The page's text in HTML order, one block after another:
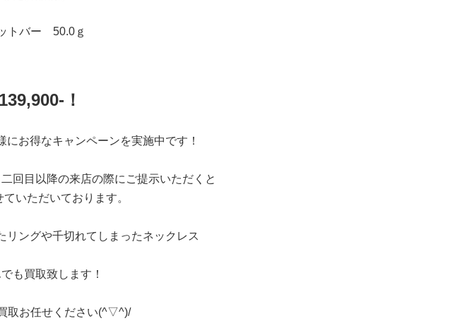
トバー 50.0ｇ
！
お得なキャンペーンを実施中です！
回目以降の来店の際にご提示いただくと
いただいております。
ングや千切れてしまったネックレス
も買取致します！
取お任せください(^▽^)/